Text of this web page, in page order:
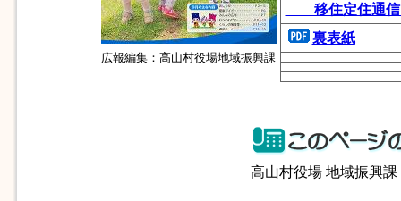
広報編集：高山村役場地域振興課
移住定住通信
裏表紙
高山村役場 地域振興